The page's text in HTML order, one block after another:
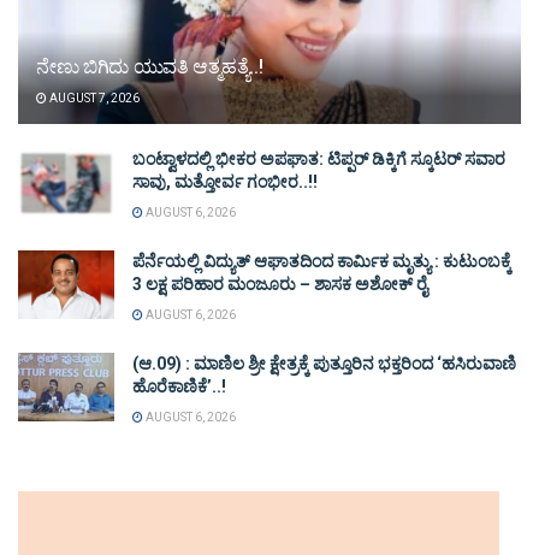
ನೇಣು ಬಿಗಿದು ಯುವತಿ ಆತ್ಮಹತ್ಯೆ..!
AUGUST 7, 2026
ಬಂಟ್ವಾಳದಲ್ಲಿ ಭೀಕರ ಅಪಘಾತ: ಟಿಪ್ಪರ್ ಡಿಕ್ಕಿಗೆ ಸ್ಕೂಟರ್ ಸವಾರ
ಸಾವು, ಮತ್ತೋರ್ವ ಗಂಭೀರ..!!
AUGUST 6, 2026
ಪೆರ್ನೆಯಲ್ಲಿ ವಿದ್ಯುತ್ ಆಘಾತದಿಂದ ಕಾರ್ಮಿಕ ಮೃತ್ಯು : ಕುಟುಂಬಕ್ಕೆ
3 ಲಕ್ಷ ಪರಿಹಾರ ಮಂಜೂರು – ಶಾಸಕ ಅಶೋಕ್ ರೈ
AUGUST 6, 2026
(ಆ.09) : ಮಾಣಿಲ ಶ್ರೀ ಕ್ಷೇತ್ರಕ್ಕೆ ಪುತ್ತೂರಿನ ಭಕ್ತರಿಂದ ‘ಹಸಿರುವಾಣಿ
ಹೊರೆಕಾಣಿಕೆ’..!
AUGUST 6, 2026